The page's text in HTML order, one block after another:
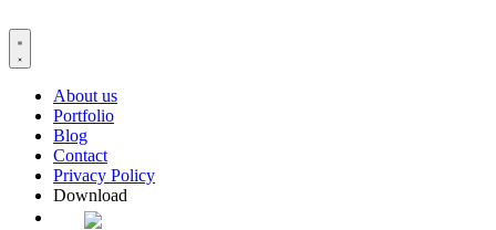
to
content
About us
Portfolio
Blog
Contact
Privacy Policy
Download